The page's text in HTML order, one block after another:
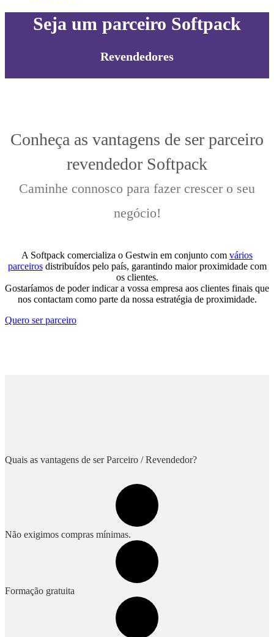
Seja um parceiro Softpack
Revendedores
Conheça as vantagens de ser parceiro
revendedor Softpack
Caminhe connosco para fazer crescer o seu
negócio!
A Softpack comercializa o Gestwin em conjunto com vários
parceirosdistribuídos pelo país, garantindo maior proximidade com
os clientes.
Gostaríamos de poder indicar a vossa empresa aos clientes finais que
nos contactam como parte da nossa estratégia de proximidade.
Quero ser parceiro
Quais as vantagens de ser Parceiro / Revendedor?
Não exigimos compras mínimas.
Formação gratuita